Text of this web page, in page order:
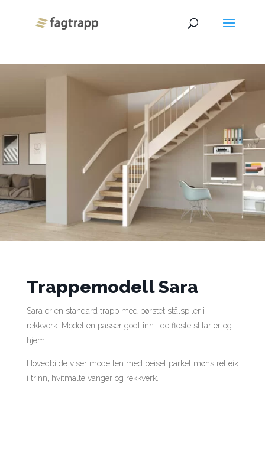
Trappemodell Sara
Sara er en standard trapp med børstet stålspiler i
rekkverk. Modellen passer godt inn i de fleste stilarter og
hjem.
Hovedbilde viser modellen med beiset parkettmønstret eik
i trinn, hvitmalte vanger og rekkverk.